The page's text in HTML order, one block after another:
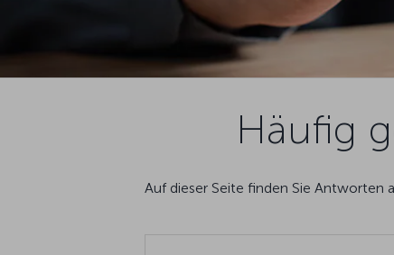
Häufig
Auf dieser Seite finden Sie Antworten